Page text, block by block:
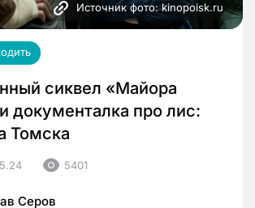
Источник фото: kinopoisk.ru
сиквел «Майора
документалка про лис:
Томска
5401
Серов